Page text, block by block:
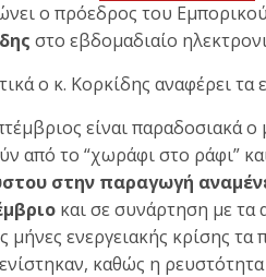
ο πρόεδρος του
στο εβδομαδιαίο
ο κ. Κορκίδης αναφέρει τα
είναι παραδοσιακά
από το “χωράφι στο ράφι”
στην παραγωγή
και σε συνάρτηση με
μήνες ενεργειακής κρίσης
καθώς η